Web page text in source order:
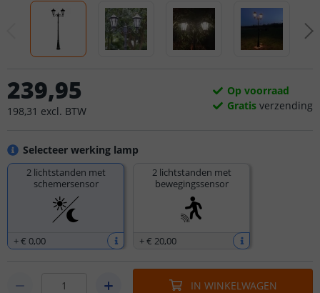
Selecteer werking lamp
2 lichtstanden met
schemersensor
+€ 0,00
2 lichtstanden met
bewegingssensor
+€ 20,00
239,95
198,31 excl. BTW
Op voorraad
Gratis verzending
IN WINKELWAGEN